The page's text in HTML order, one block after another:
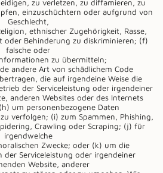
zu verletzen, zu diffamieren, zu
einzuschüchtern oder aufgrund von
Geschlecht,
ethnischer Zugehörigkeit, Rasse,
oder Behinderung zu diskriminieren; (f)
falsche oder
zu übermitteln;
andere Art von schädlichem Code
die auf irgendeine Weise die
der Serviceleistung oder irgendeiner
anderen Websites oder des Internets
um personenbezogene Daten
verfolgen; (i) zum Spammen, Phishing,
Crawling oder Scraping; (j) für
irgendwelche
Zwecke; oder (k) um die
der Serviceleistung oder irgendeiner
Website, anderer